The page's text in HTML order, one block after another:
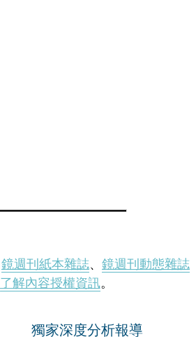
鏡週刊紙本雜誌、 鏡週刊動態雜誌
了解內容授權資訊。
獨家深度分析報導